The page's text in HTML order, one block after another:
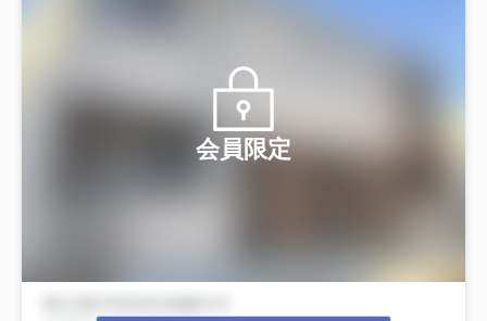
会員限定